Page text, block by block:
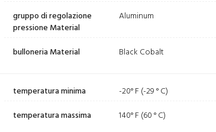
gruppo di regolazione
pressione Material
Aluminum
bulloneria Material Black Cobalt
temperatura minima
-20° F (-29 ° C)
temperatura massima
140° F (60 ° C)